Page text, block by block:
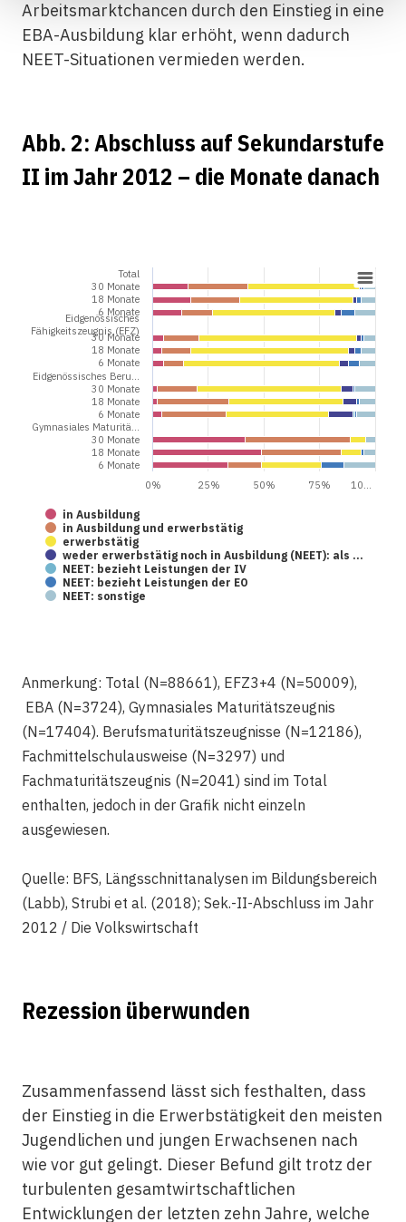
Arbeitsmarktchancen durch den Einstieg in eine
EBA-Ausbildung klar erhöht, wenn dadurch
NEET-Situationen vermieden werden.
Abb. 2: Abschluss auf Sekundarstufe
II im Jahr 2012 – die Monate danach
in Ausbildung
in Ausbildung und erwerbstätig
erwerbstätig
weder erwerbstätig noch in Ausbildung (NEET): als …
NEET: bezieht Leistungen der IV
NEET: bezieht Leistungen der EO
NEET: sonstige
Total
30 Monate
18 Monate
6 Monate
Eidgenössisches
Fähigkeitszeugnis (EFZ)
30 Monate
18 Monate
6 Monate
Eidgenössisches Beru…
30 Monate
18 Monate
6 Monate
Gymnasiales Maturitä…
30 Monate
18 Monate
6 Monate
0%
10…
25% 50% 75%
Anmerkung: Total (N=88661), EFZ3+4 (N=50009),
EBA (N=3724), Gymnasiales Maturitätszeugnis
(N=17404). Berufsmaturitätszeugnisse (N=12186),
Fachmittelschulausweise (N=3297) und
Fachmaturitätszeugnis (N=2041) sind im Total
enthalten, jedoch in der Grafik nicht einzeln
ausgewiesen.
Quelle: BFS, Längsschnittanalysen im Bildungsbereich
(Labb), Strubi et al. (2018); Sek.-II-Abschluss im Jahr
2012 / Die Volkswirtschaft
Rezession überwunden
Zusammenfassend lässt sich festhalten, dass
der Einstieg in die Erwerbstätigkeit den meisten
Jugendlichen und jungen Erwachsenen nach
wie vor gut gelingt. Dieser Befund gilt trotz der
turbulenten gesamtwirtschaftlichen
Entwicklungen der letzten zehn Jahre, welche